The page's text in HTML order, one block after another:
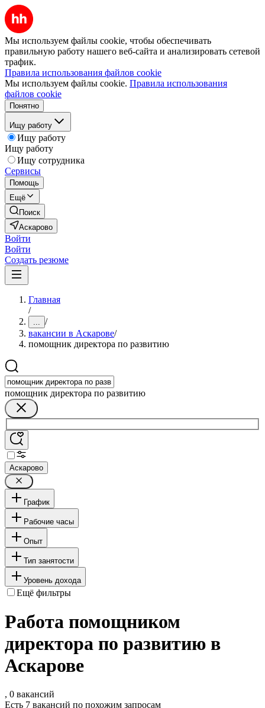
Мы используем файлы cookie, чтобы обеспечивать
правильную работу нашего веб-сайта и анализировать сетевой
трафик.
Правила использования файлов cookie
Мы используем файлы cookie. Правила использования
файлов cookie
Понятно
Ищу работу
Ищу работу
Ищу работу
Ищу сотрудника
Сервисы
Помощь
Ещё
Поиск
Аскарово
Войти
Войти
Создать резюме
Главная
/
... /
вакансии в Аскарове/
помощник директора по развитию
помощник директора по развитию
Аскарово
График
Рабочие часы
Опыт
Тип занятости
Уровень дохода
Ещё фильтры
Работа помощником
директора по развитию в
Аскарове
, 0 вакансий
Есть 7 вакансий по похожим запросам